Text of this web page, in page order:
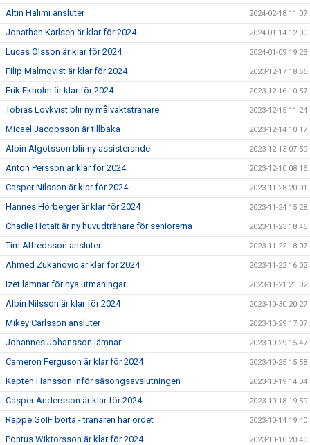
Altin Halimi ansluter 2024-02-18 11:07
Jonathan Karlsen är klar för 2024 2024-01-14 12:00
Lucas Olsson är klar för 2024 2024-01-09 19:23
Filip Malmqvist är klar för 2024 2023-12-17 18:56
Erik Ekholm är klar för 2024 2023-12-16 10:57
Tobias Lövkvist blir ny målvaktstränare 2023-12-15 11:24
Micael Jacobsson är tillbaka 2023-12-14 10:17
Albin Algotsson blir ny assisterande 2023-12-13 07:59
Anton Persson är klar för 2024 2023-12-10 08:16
Casper Nilsson är klar för 2024 2023-11-28 20:01
Hannes Hörberger är klar för 2024 2023-11-24 15:28
Chadie Hotait är ny huvudtränare för seniorerna 2023-11-23 18:45
Tim Alfredsson ansluter 2023-11-22 18:07
Ahmed Zukanovic är klar för 2024 2023-11-22 16:02
Izet lämnar för nya utmaningar 2023-11-21 21:02
Albin Nilsson är klar för 2024 2023-10-30 20:27
Mikey Carlsson ansluter 2023-10-29 17:37
Johannes Johansson lämnar 2023-10-29 15:47
Cameron Ferguson är klar för 2024 2023-10-25 15:58
Kapten Hansson inför säsongsavslutningen 2023-10-19 14:04
Casper Andersson är klar för 2024 2023-10-18 19:59
Räppe GoIF borta - tränaren har ordet 2023-10-14 19:40
Pontus Wiktorsson är klar för 2024 2023-10-10 20:40